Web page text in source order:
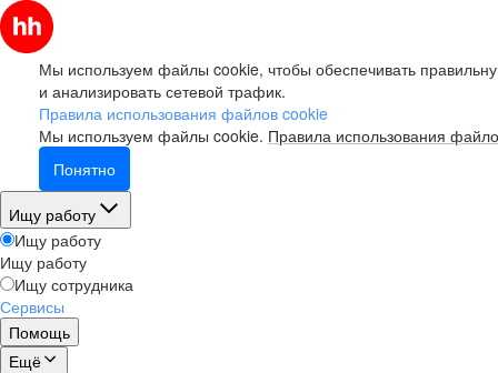
Мы используем файлы cookie, чтобы обеспечивать
и анализировать сетевой трафик.
Правила использования файлов cookie
Мы используем файлы cookie. Правила использования
Понятно
Ищу работу
Ищу работу
Ищу работу
Ищу сотрудника
Сервисы
Помощь
Ещё